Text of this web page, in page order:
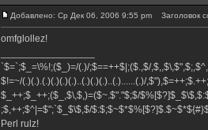
Добавлено: Ср Дек 06, 2006 9:55 pm Заголовок
omfglollez!
`$=`;$_=\%!;($_)=/(.)/;$==++$|;($.,$/
$!=~/(.)(.).(.)(.)(.)(.)..(.)(.)(.)..(.)......(.)/
$_++;$_++;($_,$\,$,)=($~.$"."$;$/
;$,++;$^|=$";`$_$\$,$/
Perl rulz!